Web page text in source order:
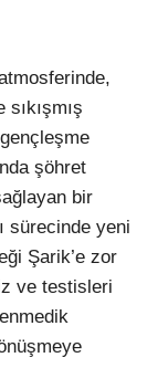
şöhret
bir
sürecinde yeni
Şarik’e zor
ve testisleri